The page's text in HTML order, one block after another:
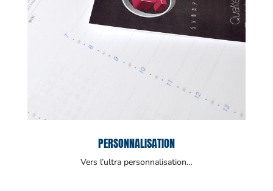
PERSONNALISATION
Vers l’ultra personnalisation…